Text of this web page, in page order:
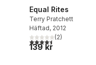
Totalt antal röster:
Equal Rites
Terry Pratchett
Häftad, 2012
4,5utav 5 stjärnor.
(2)
139 kr